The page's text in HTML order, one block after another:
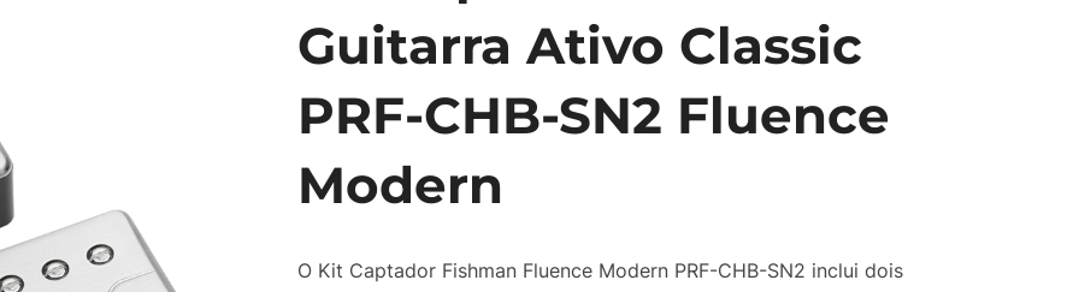
Guitarra Ativo Classic
PRF-CHB-SN2 Fluence
Modern
O Kit Captador Fishman Fluence Modern PRF-CHB-SN2 inclui dois